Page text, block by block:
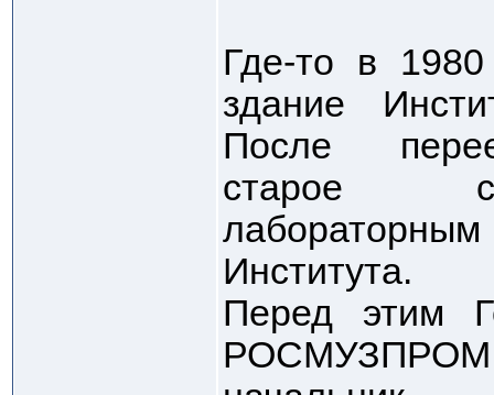
Где-то в
здание
После
старое
Института.
Перед этим